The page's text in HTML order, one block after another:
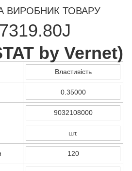
ВИРОБНИК ТОВАРУ
by Vernet)
Властивість
0.35000
9032108000
шт.
120